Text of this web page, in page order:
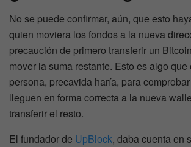
No se puede confirmar, aún, que esto
quien moviera los fondos a la nueva
precaución de primero transferir un
mover la suma restante. Esto es algo
persona, precavida haría, para
lleguen en forma correcta a la nueva
transferir el resto.
El fundador de UpBlock, daba cuenta en